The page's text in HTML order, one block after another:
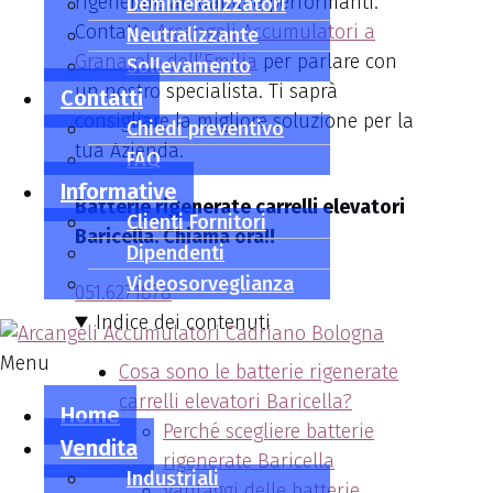
Neutralizzante
Sollevamento
Contatti
Chiedi preventivo
FAQ
Informative
Clienti Fornitori
Dipendenti
Videosorveglianza
Menu
Home
Vendita
Industriali
ContattaArcangeli Accumulatori a
Granarolo dell’Emilia per parlare con
un nostro specialista. Ti saprà
consigliare la migliore soluzione per la
tua Azienda.
Batterie rigenerate carrelli elevatori
Baricella. Chiama ora!!
051.6271878
Indice dei contenuti
Cosa sono le batterie rigenerate
carrelli elevatori Baricella?
Perché scegliere batterie
rigenerate Baricella